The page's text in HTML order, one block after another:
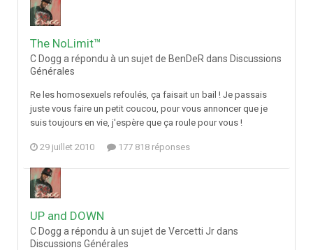
The NoLimit™
C Dogg a répondu à un sujet de BenDeR dans Discussions
Générales
Re les homosexuels refoulés, ça faisait un bail ! Je passais
juste vous faire un petit coucou, pour vous annoncer que je
suis toujours en vie, j'espère que ça roule pour vous !
29 juillet 2010 177 818 réponses
UP and DOWN
C Dogg a répondu à un sujet de Vercetti Jr dans
Discussions Générales